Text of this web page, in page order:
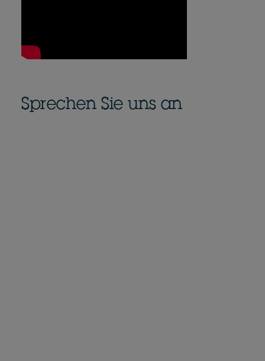
Sprechen Sie uns an